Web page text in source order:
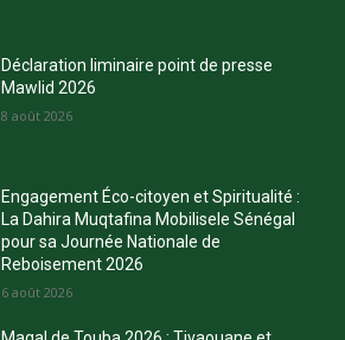
Déclaration liminaire point de presse
Mawlid 2026
8 août 2026
Engagement Éco-citoyen et Spiritualité :
La Dahira Muqtafina Mobilisele Sénégal
pour sa Journée Nationale de
Reboisement 2026
6 août 2026